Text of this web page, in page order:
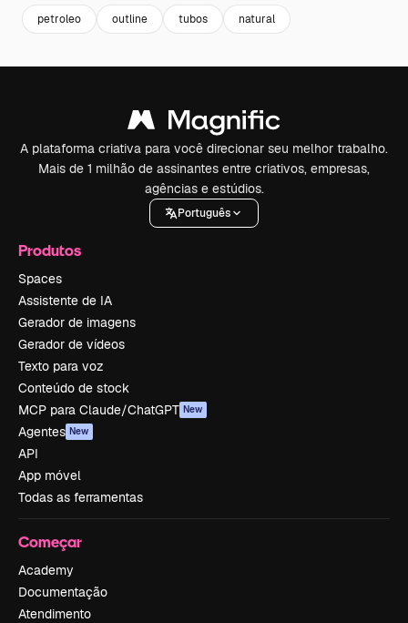
petroleo outline tubos natural
A plataforma criativa para você direcionar seu melhor trabalho.
Mais de 1 milhão de assinantes entre criativos, empresas,
agências e estúdios.
Português
Produtos
Spaces
Assistente de IA
Gerador de imagens
Gerador de vídeos
Texto para voz
Conteúdo de stock
MCP para Claude/ChatGPT New
Agentes New
API
App móvel
Todas as ferramentas
Começar
Academy
Documentação
Atendimento